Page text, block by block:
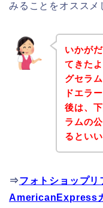
みることをオススメ
いかが
てきた
グセラ
ドエラ
後は、
ラムの
るとい
⇒フォトショップ
AmericanExpress